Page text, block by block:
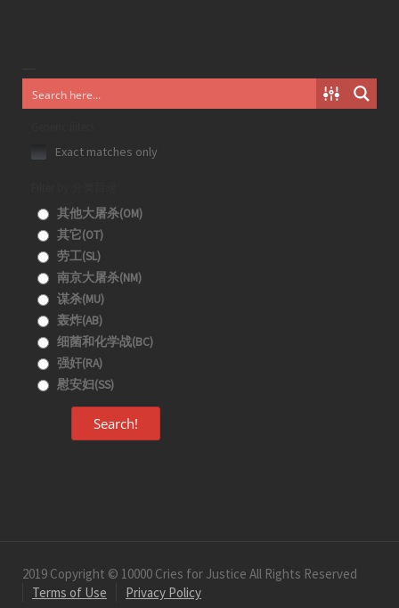
Exact matches only
其他大屠杀(OM)
其它(OT)
劳工(SL)
南京大屠杀(NM)
谋杀(MU)
轰炸(AB)
细菌和化学战(BC)
强奸(RA)
慰安妇(SS)
Search!
2019 Copyright © 10000 Cries for Justice All Rights Reserved
Terms of Use
Privacy Policy